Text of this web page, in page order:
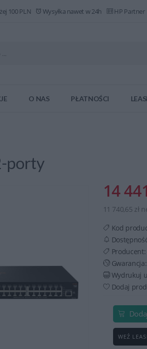
100 PLN Wysyłka nawet w 24h HP Partner
O NAS PŁATNOŚCI
porty
14
11 740,65 zł
Kod
Producent:
Gwarancja:
Wydrukuj
Dodaj
WEŹ